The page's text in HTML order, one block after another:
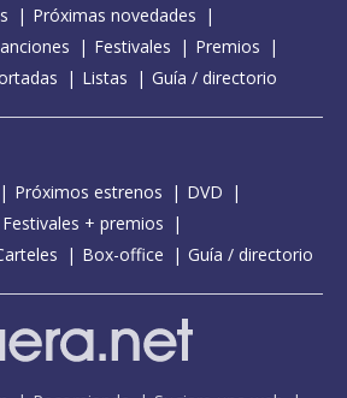
Próximas novedades
Festivales
Premios
Listas Guía / directorio
Próximos estrenos
DVD
Festivales + premios
Box-office Guía / directorio